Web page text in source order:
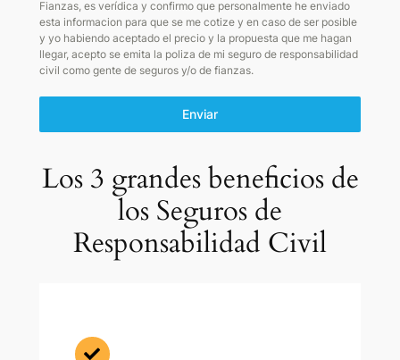
Fianzas, es verídica y confirmo que personalmente he enviado
esta informacion para que se me cotize y en caso de ser posible
y yo habiendo aceptado el precio y la propuesta que me hagan
llegar, acepto se emita la poliza de mi seguro de responsabilidad
civil como gente de seguros y/o de fianzas.
Enviar
Los 3 grandes beneficios de
los Seguros de
Responsabilidad Civil